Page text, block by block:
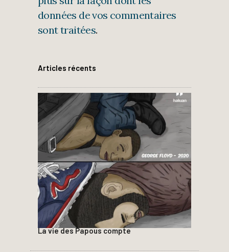
données de vos commentaires
sont traitées.
Articles récents
La vie des Papous compte